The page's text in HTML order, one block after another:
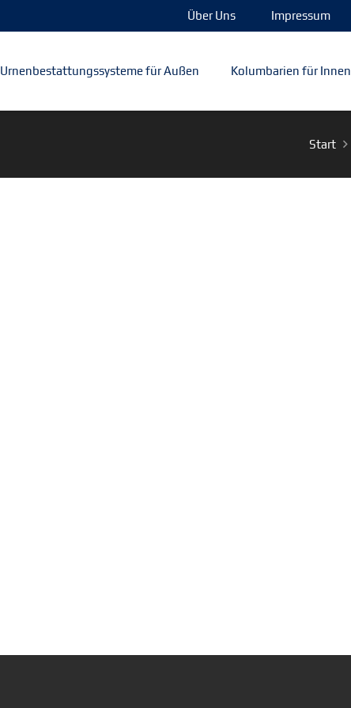
Über Uns Impressum
Urnenbestattungssysteme für Außen Kolumbarien für Innen
Start